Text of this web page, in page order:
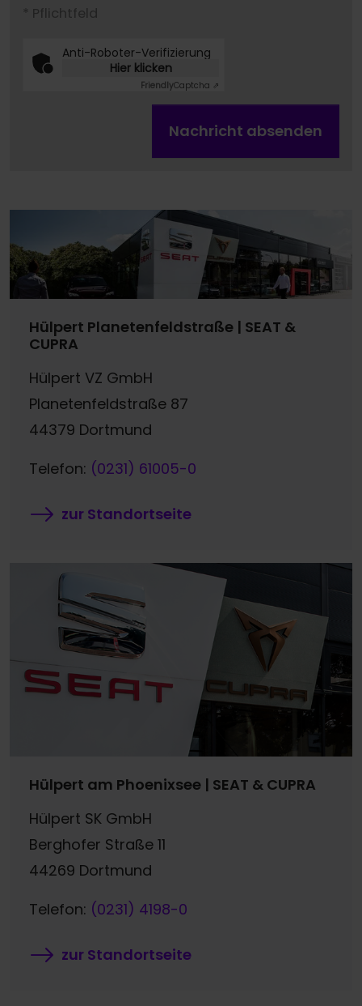
* Pflichtfeld
Anti-Roboter-Verifizierung
Hier klicken
FriendlyCaptcha ⇗
Nachricht absenden
Hülpert Planetenfeldstraße | SEAT &
CUPRA
Hülpert VZ GmbH
Planetenfeldstraße 87
44379 Dortmund
Telefon: (0231) 61005-0
zur Standortseite
Hülpert am Phoenixsee | SEAT & CUPRA
Hülpert SK GmbH
Berghofer Straße 11
44269 Dortmund
Telefon: (0231) 4198-0
zur Standortseite